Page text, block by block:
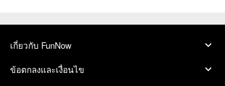
เกี่ยวกับ FunNow
ข้อตกลงและเงื่อนไข